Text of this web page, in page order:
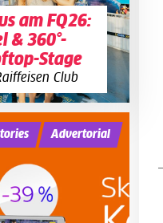
am FQ26:
& 360°-
Stage
Club
Advertorial